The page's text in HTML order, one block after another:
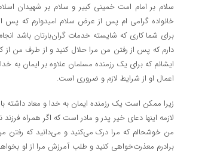
سلام بر امام امت خمینی کبیر و سلام بر شهیدان
خانواده گرامی ام پس از عرض سلام امیدوارم که پس از
برای شما کاری که شایسته خدمات گران‌بارتان باشد
دارم که پس از رفتن من مرا حلال کنید و از طرف من
ایشانم که برای یک رزمنده مسلمان علاوه بر ایمان
اعمال او از شرایط لازم و ضروری است.
زیرا ممکن است یک رزمنده ایمان به خدا و معاد
لازمه اینها دعای خیر پدر و مادر است که اگر همراه
من خوشحالم که مرا درک می‌کنید و می‌دانید که
برادرم معذرت‌خواهی کنید و طلب آمرزش مرا از او